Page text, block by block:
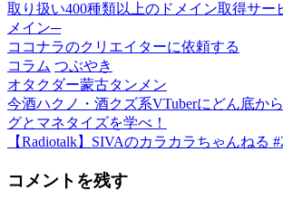
共
有
取り扱い400種類以上のドメイン取得サー
メイン─
ココナラのクリエイターに依頼する
コラム つぶやき
オタクダー蒙古タンメン
投
稿
ビ
前
の
投
今酒ハクノ・酒クズ系VTuberにどん底か
グとマネタイズを学べ！
次
投
【Radiotalk】SIVAのカラカラちゃんねる
コメントを残す